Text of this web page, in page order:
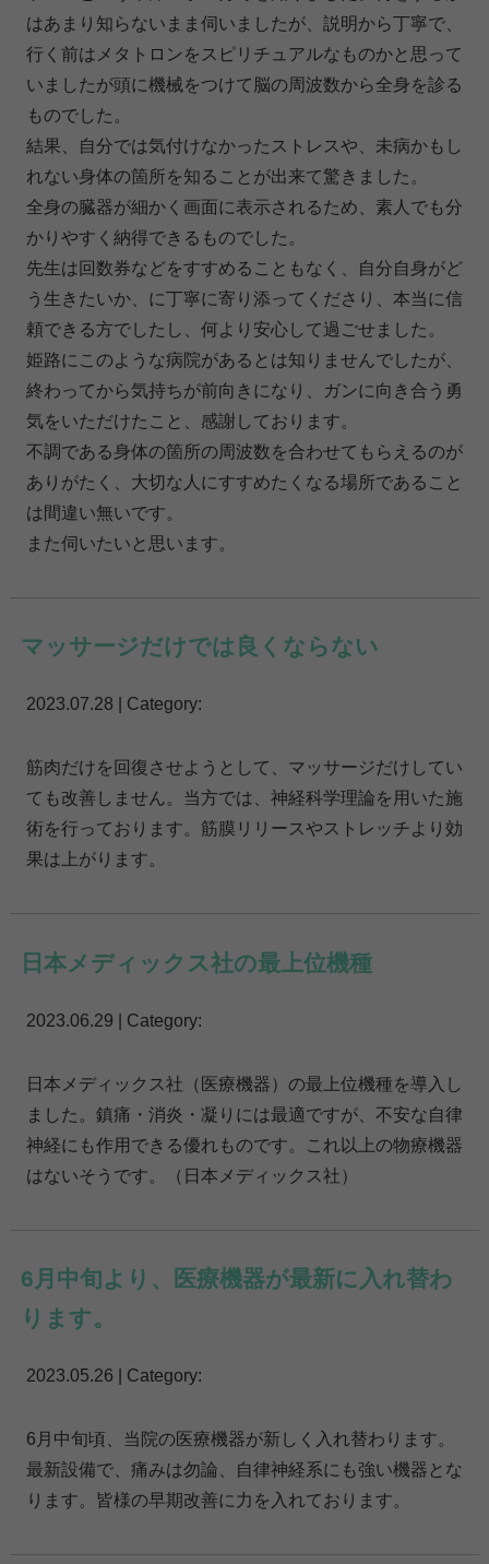
はあまり知らないまま伺いましたが、説明から丁寧で、
行く前はメタトロンをスピリチュアルなものかと思って
いましたが頭に機械をつけて脳の周波数から全身を診る
ものでした。
結果、自分では気付けなかったストレスや、未病かもし
れない身体の箇所を知ることが出来て驚きました。
全身の臓器が細かく画面に表示されるため、素人でも分
かりやすく納得できるものでした。
先生は回数券などをすすめることもなく、自分自身がど
う生きたいか、に丁寧に寄り添ってくださり、本当に信
頼できる方でしたし、何より安心して過ごせました。
姫路にこのような病院があるとは知りませんでしたが、
終わってから気持ちが前向きになり、ガンに向き合う勇
気をいただけたこと、感謝しております。
不調である身体の箇所の周波数を合わせてもらえるのが
ありがたく、大切な人にすすめたくなる場所であること
は間違い無いです。
また伺いたいと思います。
マッサージだけでは良くならない
2023.07.28 | Category:
筋肉だけを回復させようとして、マッサージだけしてい
ても改善しません。当方では、神経科学理論を用いた施
術を行っております。筋膜リリースやストレッチより効
果は上がります。
日本メディックス社の最上位機種
2023.06.29 | Category:
日本メディックス社（医療機器）の最上位機種を導入し
ました。鎮痛・消炎・凝りには最適ですが、不安な自律
神経にも作用できる優れものです。これ以上の物療機器
はないそうです。（日本メディックス社）
6月中旬より、医療機器が最新に入れ替わ
ります。
2023.05.26 | Category:
6月中旬頃、当院の医療機器が新しく入れ替わります。
最新設備で、痛みは勿論、自律神経系にも強い機器とな
ります。皆様の早期改善に力を入れております。